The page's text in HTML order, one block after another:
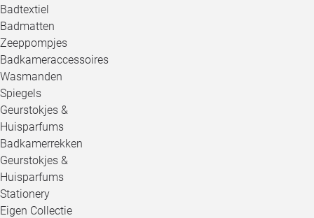
Badtextiel
Badmatten
Zeeppompjes
Badkameraccessoires
Wasmanden
Spiegels
Geurstokjes &
Huisparfums
Badkamerrekken
Geurstokjes &
Huisparfums
Stationery
Eigen Collectie